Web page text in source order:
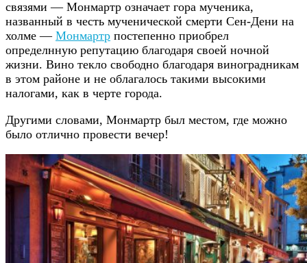
связями — Монмартр означает гора мученика,
названный в честь мученической смерти Сен-Дени на
холме — Монмартр постепенно приобрел
определнную репутацию благодаря своей ночной
жизни. Вино текло свободно благодаря виноградникам
в этом районе и не облагалось такими высокими
налогами, как в черте города.
Другими словами, Монмартр был местом, где можно
было отлично провести вечер!